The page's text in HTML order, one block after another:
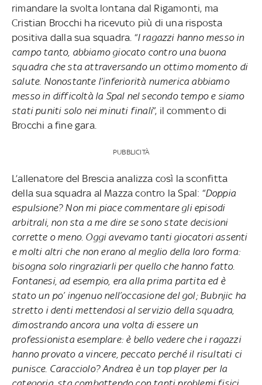
rimandare la svolta lontana dal Rigamonti, ma
Cristian Brocchi ha ricevuto più di una risposta
positiva dalla sua squadra. “I ragazzi hanno messo in
campo tanto, abbiamo giocato contro una buona
squadra che sta attraversando un ottimo momento di
salute. Nonostante l’inferiorità numerica abbiamo
messo in difficoltà la Spal nel secondo tempo e siamo
stati puniti solo nei minuti finali”, il commento di
Brocchi a fine gara.
PUBBLICITÀ
L’allenatore del Brescia analizza così la sconfitta
della sua squadra al Mazza contro la Spal: “Doppia
espulsione? Non mi piace commentare gli episodi
arbitrali, non sta a me dire se sono state decisioni
corrette o meno. Oggi avevamo tanti giocatori assenti
e molti altri che non erano al meglio della loro forma:
bisogna solo ringraziarli per quello che hanno fatto.
Fontanesi, ad esempio, era alla prima partita ed è
stato un po’ ingenuo nell’occasione del gol; Bubnjic ha
stretto i denti mettendosi al servizio della squadra,
dimostrando ancora una volta di essere un
professionista esemplare: è bello vedere che i ragazzi
hanno provato a vincere, peccato perché il risultati ci
punisce. Caracciolo? Andrea è un top player per la